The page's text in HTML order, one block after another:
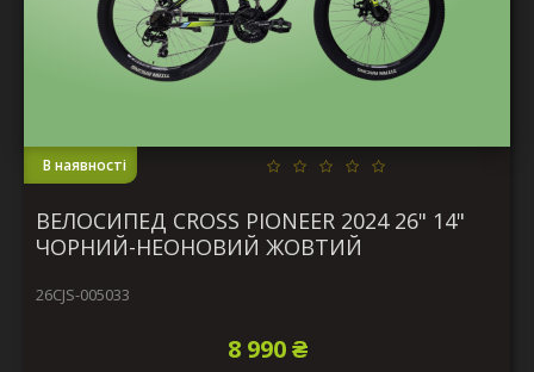
В наявності
ВЕЛОСИПЕД CROSS PIONEER 2024 26" 14"
ЧОРНИЙ-НЕОНОВИЙ ЖОВТИЙ
26CJS-005033
8 990 ₴